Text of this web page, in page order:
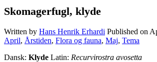
Skomagerfugl, klyde
Written by Hans Henrik Erhardi Published on
April, Årstiden, Flora og fauna, Maj, Tema
Dansk: Klyde Latin: Recurvirostra avosetta